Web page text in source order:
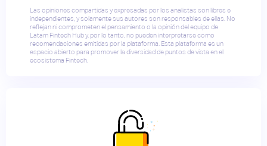
Las opiniones compartidas y expresadas por los analistas son libres e
independientes, y solamente sus autores son responsables de ellas. No
reflejan ni comprometen el pensamiento o la opinión del equipo de
Latam Fintech Hub y, por lo tanto, no pueden interpretarse como
recomendaciones emitidas por la plataforma. Esta plataforma es un
espacio abierto para promover la diversidad de puntos de vista en el
ecosistema Fintech.